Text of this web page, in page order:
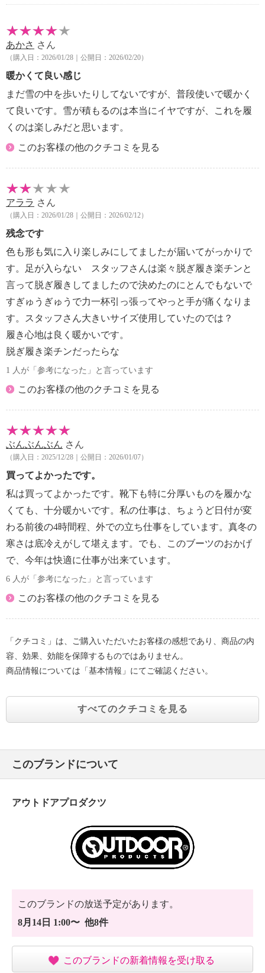
【重さ】
【原産国（地）】
・ベトナム製
あかさ さん
（購入日：2026/01/28｜公開日：2026/02/20）
暖かくて良い感じ
まだ雪の中を歩いたりしてないですが、普段使いで暖かく
て良いです。雪が積もるのは本当にイヤですが、これを履
くのは楽しみだと思います。
このお客様の他のクチコミを見る
アララ さん
（購入日：2026/01/28｜公開日：2026/02/12）
残念です
色も形も気に入り楽しみにしてましたが届いてがっかりで
す。足が入らない スタッフさんは楽々脱ぎ履き楽チンと
言って脱ぎ履きしてましたので決めたのにとんでもないで
すぎゅうぎゅうで力一杯引っ張ってやっと手が痛くなりま
す。スタッフさん大きいサイズ使用していたのでは？
履き心地は良く暖かいです。
脱ぎ履き楽チンだったらな
1 人が「参考になった」と言っています
このお客様の他のクチコミを見る
ぶんぶんぶん さん
（購入日：2025/12/28｜公開日：2026/01/07）
買ってよかったです。
私は買ってよかったです。靴下も特に分厚いものを履かな
くても、十分暖かいです。私の仕事は、ちょうど日付が変
わる前後の4時間程、外での立ち仕事をしています。真冬の
寒さは底冷えがして堪えます。でも、このブーツのおかげ
で、今年は快適に仕事が出来ています。
6 人が「参考になった」と言っています
このお客様の他のクチコミを見る
「クチコミ」は、ご購入いただいたお客様の感想であり、商品の内
容、効果、効能を保障するものではありません。
商品情報については「基本情報」にてご確認ください。
すべてのクチコミを見る
このブランドについて
アウトドアプロダクツ
このブランドの放送予定があります。
8月14日 1:00〜 他8件
このブランドの新着情報を受け取る